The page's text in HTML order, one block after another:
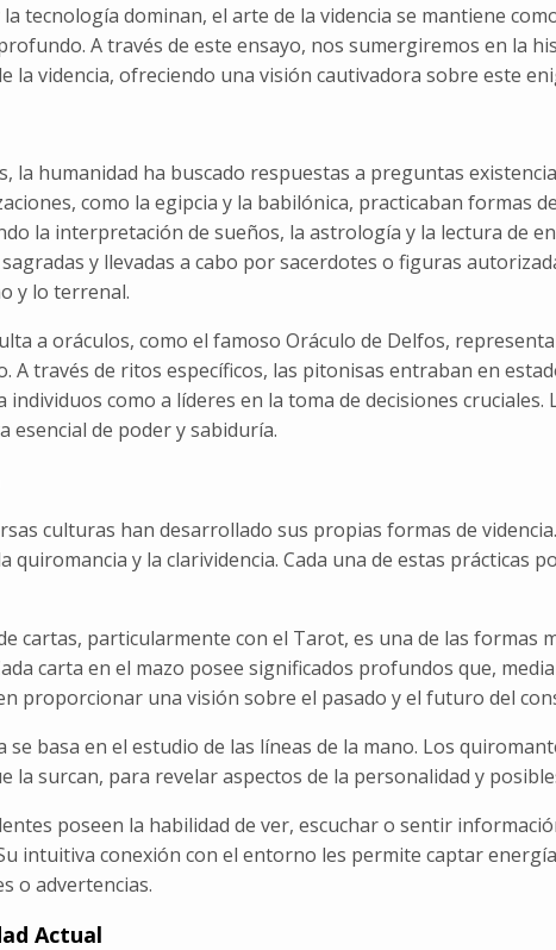
tecnología dominan, el arte de la videncia se mantiene
A través de este ensayo, nos sumergiremos en la
la videncia, ofreciendo una visión cautivadora sobre este
la humanidad ha buscado respuestas a preguntas
como la egipcia y la babilónica, practicaban formas
la interpretación de sueños, la astrología y la lectura de
y llevadas a cabo por sacerdotes o figuras
y lo terrenal.
a oráculos, como el famoso Oráculo de Delfos,
A través de ritos específicos, las pitonisas entraban en
como a líderes en la toma de decisiones cruciales.
de poder y sabiduría.
culturas han desarrollado sus propias formas de
quiromancia y la clarividencia. Cada una de estas prácticas
cartas, particularmente con el Tarot, es una de las formas
carta en el mazo posee significados profundos que,
proporcionar una visión sobre el pasado y el futuro del
se basa en el estudio de las líneas de la mano. Los
la surcan, para revelar aspectos de la personalidad y
poseen la habilidad de ver, escuchar o sentir
intuitiva conexión con el entorno les permite captar
o advertencias.
Actual